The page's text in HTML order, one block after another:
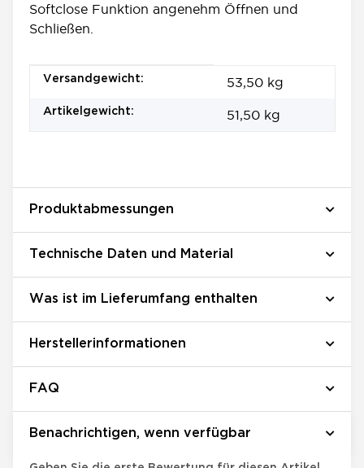
Softclose Funktion angenehm Öffnen und
Schließen.
Produkteigenschaft
Wert
Versandgewicht: 53,50 kg
Artikelgewicht: 51,50 kg
Produktabmessungen
Technische Daten und Material
Was ist im Lieferumfang enthalten
Herstellerinformationen
FAQ
Benachrichtigen, wenn verfügbar
Bewertungen